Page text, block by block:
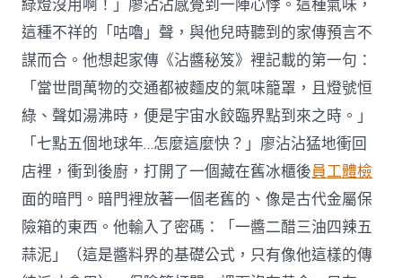
綠燈沒用啊！」廖沾沾感覺到一陣心悸。這種氣味，
這種不祥的「咕嚕」聲，與他兒時聽到的家傳預言不
謀而合。他想起家傳《沾醬秘笈》裡記載的第一句：
「當世間萬物的交通都被麵皮的氣味籠罩，且燈號恒
綠、聲如湯沸時，便是宇宙水餃臨界點到來之時。」
「七點五個地球年…怎麼這麼快？」廖沾沾猛地衝回
店裡，衝到後廚，打開了一個藏在舊冰櫃後員工體檢
面的暗門。暗門裡放著一個老舊的、像是古代金屬保
險箱的東西。他輸入了密碼：「一醬二醋三油四辣五
蒜泥」（這是醬料界的基礎公式，只有像他這樣的傳